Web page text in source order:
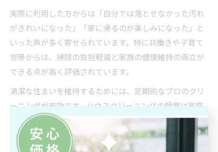
実際に利用した方からは「自分では落とせなかった汚れ
がきれいになった」「家に帰るのが楽しみになった」と
いった声が多く寄せられています。特に共働きや子育て
世帯からは、掃除の負担軽減と家族の健康維持の両立が
できる点が高く評価されています。
清潔な住まいを維持するためには、定期的なプロのクリ
ーニングが有効です。ハウスクリーニングの頻度は家庭
の状況や希望により異なりますが、半年から1年に1回の
定期利用がおすすめです。